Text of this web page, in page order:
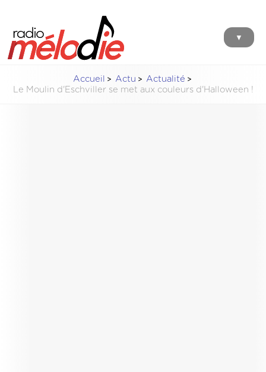
▼
Accueil Actu
Actualité
Le Moulin d'Eschviller se met aux couleurs d'Halloween !